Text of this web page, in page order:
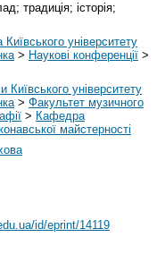
традиція; історія;
університету
> Наукові конференції >
Київського університету
> Факультет музичного
> Кафедра
майстерності
id/eprint/14119